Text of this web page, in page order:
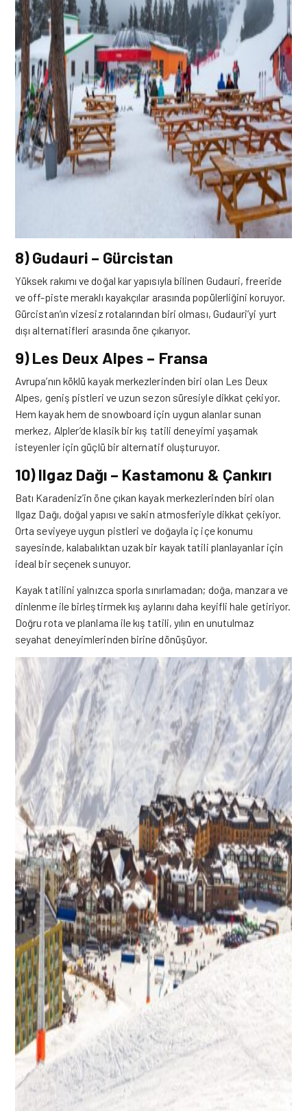
8) Gudauri – Gürcistan
Yüksek rakımı ve doğal kar yapısıyla bilinen Gudauri, freeride
ve off-piste meraklı kayakçılar arasında popülerliğini koruyor.
Gürcistan’ın vizesiz rotalarından biri olması, Gudauri’yi yurt
dışı alternatifleri arasında öne çıkarıyor.
9) Les Deux Alpes – Fransa
Avrupa’nın köklü kayak merkezlerinden biri olan Les Deux
Alpes, geniş pistleri ve uzun sezon süresiyle dikkat çekiyor.
Hem kayak hem de snowboard için uygun alanlar sunan
merkez, Alpler’de klasik bir kış tatili deneyimi yaşamak
isteyenler için güçlü bir alternatif oluşturuyor.
10) Ilgaz Dağı – Kastamonu & Çankırı
Batı Karadeniz’in öne çıkan kayak merkezlerinden biri olan
Ilgaz Dağı, doğal yapısı ve sakin atmosferiyle dikkat çekiyor.
Orta seviyeye uygun pistleri ve doğayla iç içe konumu
sayesinde, kalabalıktan uzak bir kayak tatili planlayanlar için
ideal bir seçenek sunuyor.
Kayak tatilini yalnızca sporla sınırlamadan; doğa, manzara ve
dinlenme ile birleştirmek kış aylarını daha keyifli hale getiriyor.
Doğru rota ve planlama ile kış tatili, yılın en unutulmaz
seyahat deneyimlerinden birine dönüşüyor.